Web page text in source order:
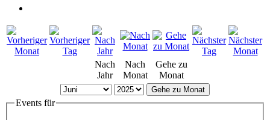
Nach
Jahr
Nach
Monat
Gehe zu
Monat
Gehe zu Monat
Events für